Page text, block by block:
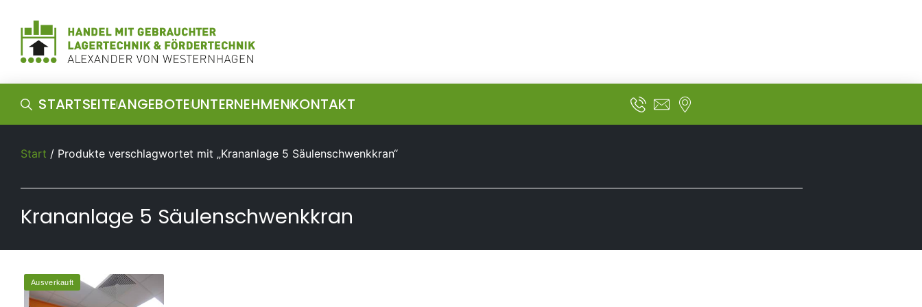
STARTSEITEANGEBOTEUNTERNEHMENKONTAKT
Start / Produkte verschlagwortet mit „Krananlage 5 Säulenschwenkkran“
Krananlage 5 Säulenschwenkkran
Ausverkauft